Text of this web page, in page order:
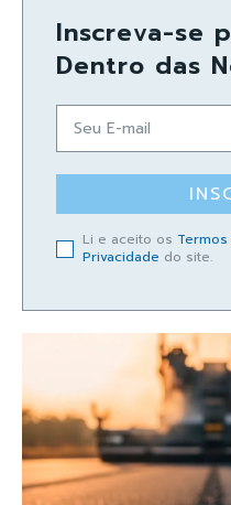
Inscreva-se
Dentro das
Li e aceito os
Privacidade do site.